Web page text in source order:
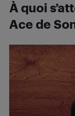
À quoi
Ace de